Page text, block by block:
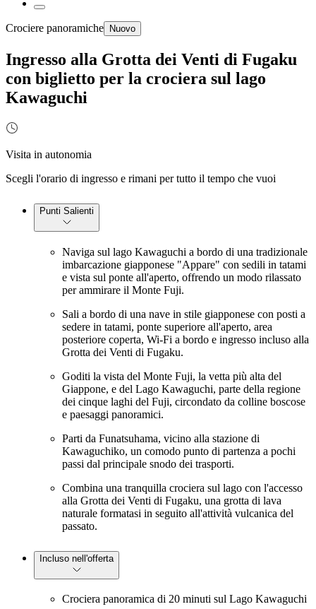
Crociere panoramiche Nuovo
Ingresso alla Grotta dei Venti di Fugaku
con biglietto per la crociera sul lago
Kawaguchi
Visita in autonomia
Scegli l'orario di ingresso e rimani per tutto il tempo che vuoi
Punti Salienti
Naviga sul lago Kawaguchi a bordo di una tradizionale
imbarcazione giapponese "Appare" con sedili in tatami
e vista sul ponte all'aperto, offrendo un modo rilassato
per ammirare il Monte Fuji.
Sali a bordo di una nave in stile giapponese con posti a
sedere in tatami, ponte superiore all'aperto, area
posteriore coperta, Wi-Fi a bordo e ingresso incluso alla
Grotta dei Venti di Fugaku.
Goditi la vista del Monte Fuji, la vetta più alta del
Giappone, e del Lago Kawaguchi, parte della regione
dei cinque laghi del Fuji, circondato da colline boscose
e paesaggi panoramici.
Parti da Funatsuhama, vicino alla stazione di
Kawaguchiko, un comodo punto di partenza a pochi
passi dal principale snodo dei trasporti.
Combina una tranquilla crociera sul lago con l'accesso
alla Grotta dei Venti di Fugaku, una grotta di lava
naturale formatasi in seguito all'attività vulcanica del
passato.
Incluso nell'offerta
Crociera panoramica di 20 minuti sul Lago Kawaguchi